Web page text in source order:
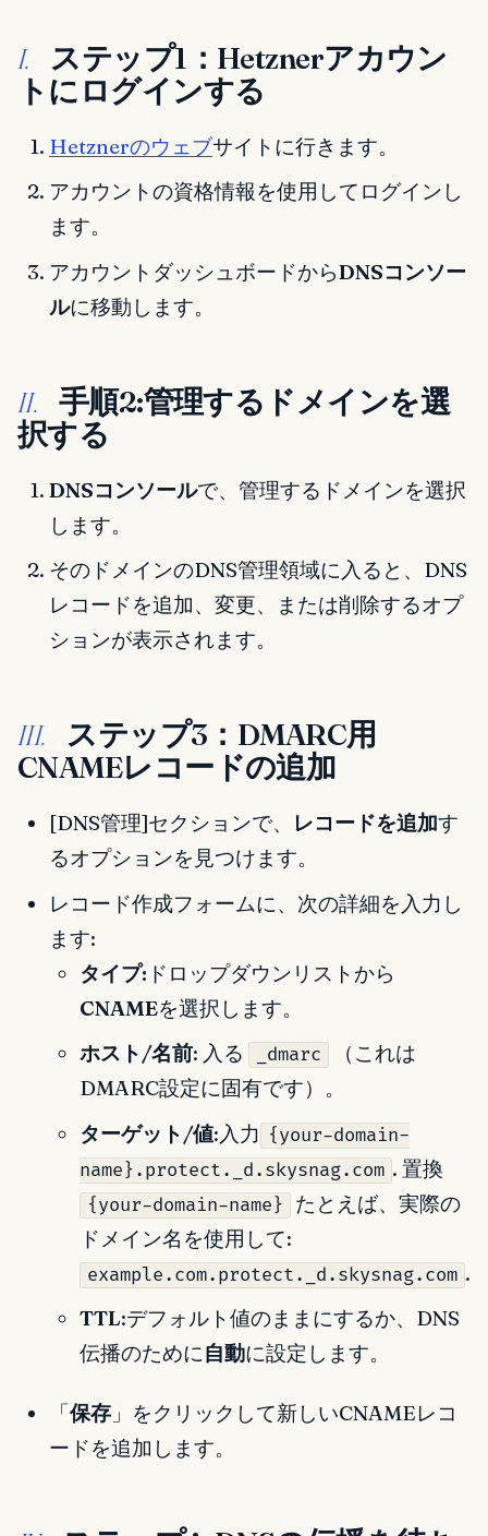
I.
ステップ1：Hetznerアカウン
トにログインする
Hetznerのウェブサイトに行きます。
アカウントの資格情報を使用してログインし
ます。
アカウントダッシュボードからDNSコンソー
ルに移動します。
II.
手順2:管理するドメインを選
択する
DNSコンソールで、管理するドメインを選択
します。
そのドメインのDNS管理領域に入ると、DNS
レコードを追加、変更、または削除するオプ
ションが表示されます。
III.
ステップ3：DMARC用
CNAMEレコードの追加
[DNS管理]セクションで、 レコードを追加す
るオプションを見つけます。
レコード作成フォームに、次の詳細を入力し
ます:
タイプ: ドロップダウンリストから
CNAMEを選択します。
ホスト/名前: 入る _dmarc
（これは
DMARC設定に固有です）。
ターゲット/値:入力 {your-domain-
name}.protect._d.skysnag.com . 置換
{your-domain-name}
たとえば、実際の
ドメイン名を使用して:
example.com.protect._d.skysnag.com .
TTL:デフォルト値のままにするか、DNS
伝播のために自動に設定します。
「保存」をクリックして新しいCNAMEレコ
ードを追加します。